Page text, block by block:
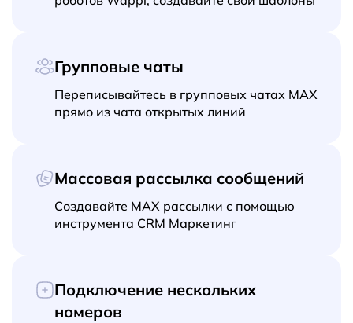
Групповые чаты
Переписывайтесь в групповых чатах MAX
прямо из чата открытых линий
Массовая рассылка сообщений
Создавайте MAX рассылки с помощью
инструмента CRM Маркетинг
Подключение нескольких
номеров